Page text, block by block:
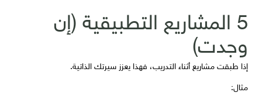
5 المشاريع التطبيقية (إن
وجدت)
إذا طبقت مشاريع أثناء التدريب، فهذا يعزز سيرتك الذاتية.
مثال: